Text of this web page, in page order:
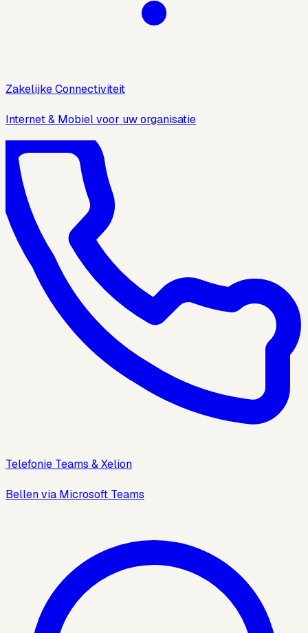
Zakelijke Connectiviteit
Internet & Mobiel voor uw organisatie
Telefonie Teams & Xelion
Bellen via Microsoft Teams